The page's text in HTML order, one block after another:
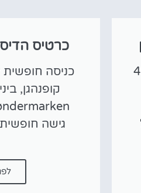
למעל 40
כרטיס
קופנהגן,
גישה